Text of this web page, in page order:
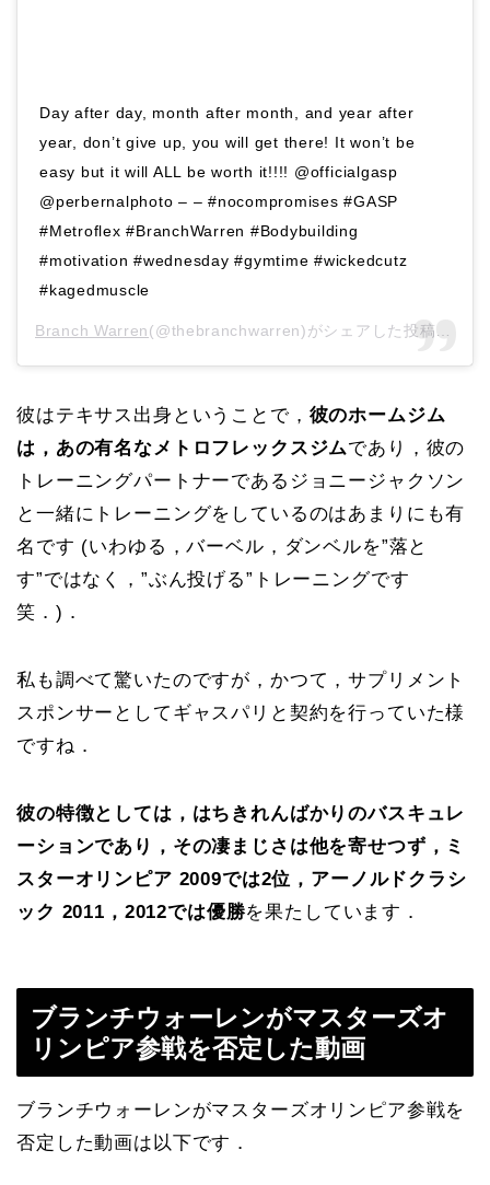
Day after day, month after month, and year after
year, don’t give up, you will get there! It won’t be
easy but it will ALL be worth it!!!! @officialgasp
@perbernalphoto – – #nocompromises #GASP
#Metroflex #BranchWarren #Bodybuilding
#motivation #wednesday #gymtime #wickedcutz
#kagedmuscle
Branch Warren(@thebranchwarren)がシェアした投稿 –
彼はテキサス出身ということで， 彼のホームジム
は，あの有名なメトロフレックスジムであり，彼の
トレーニングパートナーであるジョニージャクソン
と一緒にトレーニングをしているのはあまりにも有
名です (いわゆる，バーベル，ダンベルを”落と
す”ではなく，”ぶん投げる”トレーニングです
笑．)．
私も調べて驚いたのですが，かつて，サプリメント
スポンサーとしてギャスパリと契約を行っていた様
ですね．
彼の特徴としては，はちきれんばかりのバスキュレ
ーションであり，その凄まじさは他を寄せつず，ミ
スターオリンピア 2009では2位，アーノルドクラシ
ック 2011，2012では優勝を果たしています．
ブランチウォーレンがマスターズオ
リンピア参戦を否定した動画
ブランチウォーレンがマスターズオリンピア参戦を
否定した動画は以下です．